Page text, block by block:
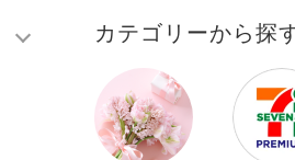
カテゴリーから探